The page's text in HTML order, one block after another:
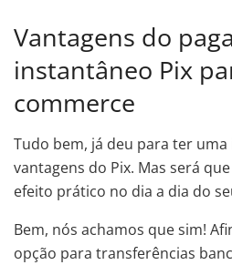
Vantagens do
instantâneo Pix
commerce
Tudo bem, já deu para ter uma
vantagens do Pix. Mas será
efeito prático no dia a dia do
Bem, nós achamos que sim!
opção para transferências